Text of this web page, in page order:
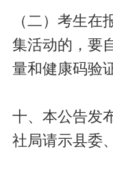
（二）考生在
集活动的，要
量和健康码验
十、本公告发
社局请示县委